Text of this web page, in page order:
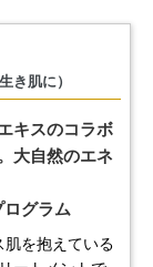
き肌に）
キスのコラボ
大自然のエネ
グラム
を抱えている